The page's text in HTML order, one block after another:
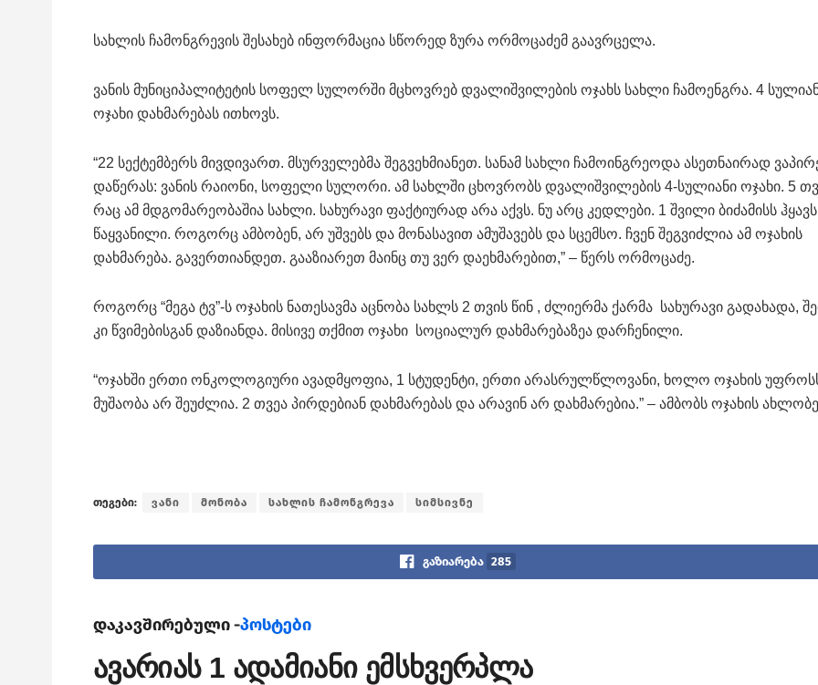
სახლის ჩამონგრევის შესახებ ინფორმაცია სწორედ ზურა ორმოცაძემ გაავრცელა.
ვანის მუნიციპალიტეტის სოფელ სულორში მცხოვრებ დვალიშვილების ოჯახს სახლი ჩამოენგრა. 4
ოჯახი დახმარებას ითხოვს.
“22 სექტემბერს მივდივართ. მსურველებმა შეგვეხმიანეთ. სანამ სახლი ჩამოინგრეოდა ასეთნაირად
დაწერას: ვანის რაიონი, სოფელი სულორი. ამ სახლში ცხოვრობს დვალიშვილების 4-სულიანი ოჯახი. 5
რაც ამ მდგომარეობაშია სახლი. სახურავი ფაქტიურად არა აქვს. ნუ არც კედლები. 1 შვილი ბიძამისს ჰყავს
წაყვანილი. როგორც ამბობენ, არ უშვებს და მონასავით ამუშავებს და სცემსო. ჩვენ შეგვიძლია ამ ოჯახის
დახმარება. გავერთიანდეთ. გააზიარეთ მაინც თუ ვერ დაეხმარებით,” – წერს ორმოცაძე.
როგორც “მეგა ტვ”-ს ოჯახის ნათესავმა აცნობა სახლს 2 თვის წინ , ძლიერმა ქარმა სახურავი გადახადა,
კი წვიმებისგან დაზიანდა. მისივე თქმით ოჯახი სოციალურ დახმარებაზეა დარჩენილი.
“ოჯახში ერთი ონკოლოგიური ავადმყოფია, 1 სტუდენტი, ერთი არასრულწლოვანი, ხოლო ოჯახის
მუშაობა არ შეუძლია. 2 თვეა პირდებიან დახმარებას და არავინ არ დახმარებია.” – ამბობს ოჯახის
თეგები: ვანი მონობა სახლის ჩამონგრევა სიმსივნე
გაზიარება 285
დაკავშირებული -პოსტები
ავარიას 1 ადამიანი ემსხვერპლა